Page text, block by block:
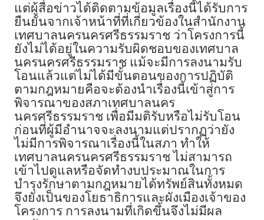
แต่ผู้สื่อข่าวได้ติดตามข้อมูลเรื่องนี้ได้รับการ
ยืนยันจากเจ้าหน้าที่ที่เกี่ยวข้องในสำนักงาน
เทศบาลนครนครศรีธรรมราช ว่าโครงการนี้
ยังไม่ได้อยู่ในความรับผิดชอบของเทศบาล
นครนครศรีธรรมราช แม้จะมีการลงนามรับ
โอนแล้วแต่ไม่ได้มีขั้นตอนของการปฏิบัติ
ตามกฎหมายคือจะต้องนำเรื่องนี้เข้าสู่การ
พิจารณาของสภาเทศบาลนคร
นครศรีธรรมราช เพื่อมีมติรับหรือไม่รับโอน
ก่อนที่ผู้มีอำนาจจะลงนามแต่ปรากฏว่ายัง
ไม่มีการพิจารณาเรื่องนี้ในสภา ทำให้
เทศบาลนครนครศรีธรรมราช ไม่สามารถ
เข้าไปดูแลหรือจัดทำงบประมาณในการ
บำรุงรักษาตามกฎหมายได้ทรัพย์สินทั้งหมด
จึงยังเป็นของโยธาธิการและผังเมืองเจ้าของ
โครงการ การลงนามที่เกิดขึ้นจึงไม่มีผล